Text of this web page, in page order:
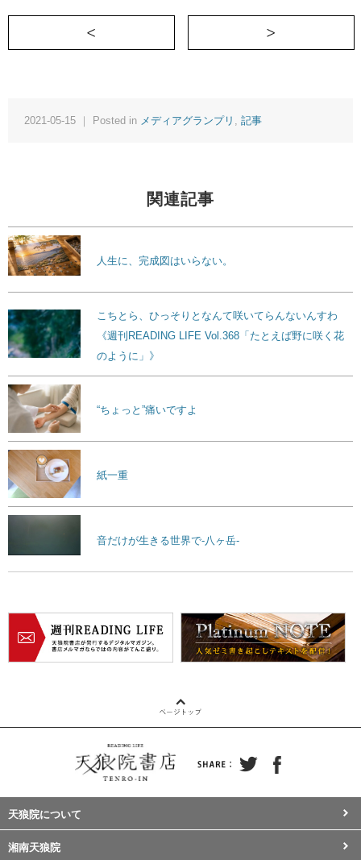
＜ 黄色い帽子のおじさんが増えれば子ど
2021-05-15 ｜ Posted in メディアグランプリ 記事
関連記事
人生に、完成図はいらない。
こちとら、ひっそりとなんて咲いてらんないんすわ
《週刊READING LIFE Vol.368「たとえば野に咲く花
のように」》
“ちょっと”痛いですよ
紙一重
音だけが生きる世界で-八ヶ岳-
天狼院について
湘南天狼院